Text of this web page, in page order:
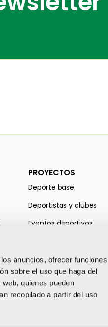
anuncios, ofrecer funciones
sobre el uso que haga del
quienes pueden
recopilado a partir del uso
PROYECTOS
Deporte base
Deportistas y clubes
Eventos deportivos